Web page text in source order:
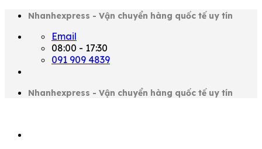
ChuyểnNhanhexpress - Vận chuyển hàng quốc tế uy tín
Email
08:00 - 17:30
091 909 4839
Nhanhexpress - Vận chuyển hàng quốc tế uy tín